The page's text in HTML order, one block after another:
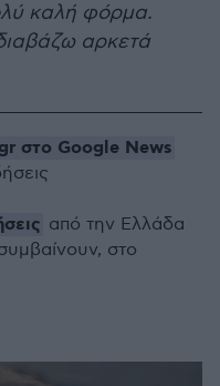
καλή φόρμα.
αρκετά
στο Google News
από την Ελλάδα
στο